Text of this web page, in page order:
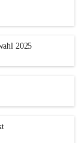
2025